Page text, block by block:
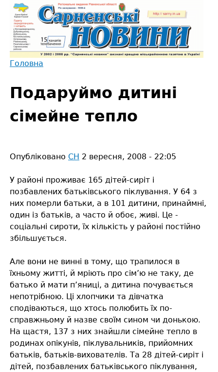
Jump
navigation
є
тут
Головна
to
top
Подаруймо дитині
сімейне тепло
Опубліковано СН 2 вересня, 2008 - 22:05
У районі проживає 165 дітей-сиріт і
позбавлених батьківського піклування. У 64 з
них померли батьки, а в 101 дитини, принаймні,
один із батьків, а часто й обоє, живі. Це -
соціальні сироти, їх кількість у районі постійно
збільшується.
Але вони не винні в тому, що трапилося в
їхньому житті, й мріють про сім’ю не таку, де
батько й мати п’яниці, а дитина почувається
непотрібною. Ці хлопчики та дівчатка
сподіваються, що хтось полюбить їх по-
справжньому й назве своїм сином чи донькою.
На щастя, 137 з них знайшли сімейне тепло в
родинах опікунів, піклувальників, прийомних
батьків, батьків-вихователів. Та 28 дітей-сиріт і
дітей, позбавлених батьківського піклування,